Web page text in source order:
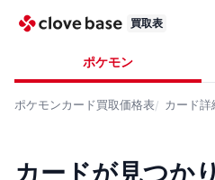
買取表
ポケモン
ポケモンカード買取価格表 カード詳
カードが見つか